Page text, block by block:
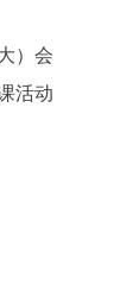
）会
活动